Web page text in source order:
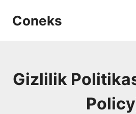
Coneks
Gizlilik